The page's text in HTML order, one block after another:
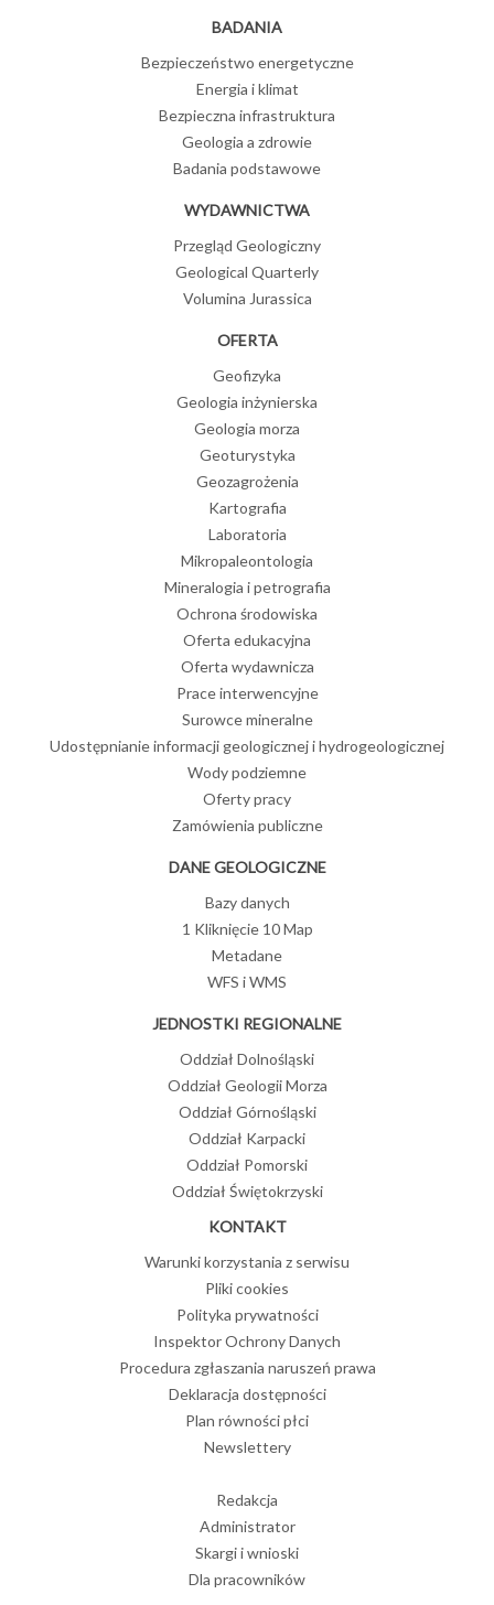
BADANIA
Bezpieczeństwo energetyczne
Energia i klimat
Bezpieczna infrastruktura
Geologia a zdrowie
Badania podstawowe
WYDAWNICTWA
Przegląd Geologiczny
Geological Quarterly
Volumina Jurassica
OFERTA
Geofizyka
Geologia inżynierska
Geologia morza
Geoturystyka
Geozagrożenia
Kartografia
Laboratoria
Mikropaleontologia
Mineralogia i petrografia
Ochrona środowiska
Oferta edukacyjna
Oferta wydawnicza
Prace interwencyjne
Surowce mineralne
Udostępnianie informacji geologicznej i hydrogeologicznej
Wody podziemne
Oferty pracy
Zamówienia publiczne
DANE GEOLOGICZNE
Bazy danych
1 Kliknięcie 10 Map
Metadane
WFS i WMS
JEDNOSTKI REGIONALNE
Oddział Dolnośląski
Oddział Geologii Morza
Oddział Górnośląski
Oddział Karpacki
Oddział Pomorski
Oddział Świętokrzyski
KONTAKT
Warunki korzystania z serwisu
Pliki cookies
Polityka prywatności
Inspektor Ochrony Danych
Procedura zgłaszania naruszeń prawa
Deklaracja dostępności
Plan równości płci
Newslettery
Redakcja
Administrator
Skargi i wnioski
Dla pracowników